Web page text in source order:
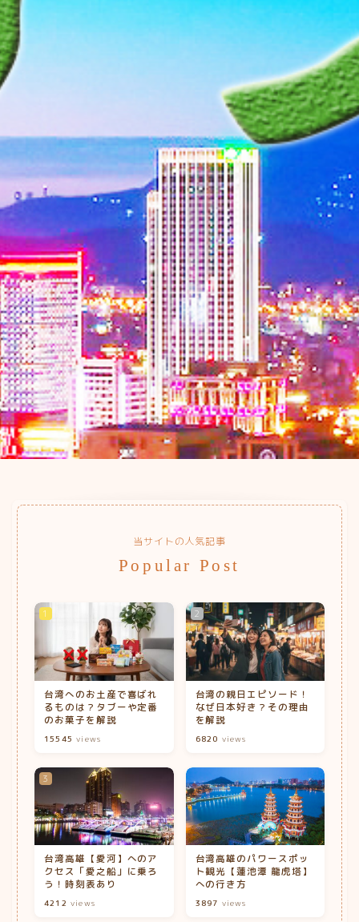
当サイトの人気記事
Popular Post
台湾へのお土産で喜ばれ
るものは？タブーや定番
のお菓子を解説
15545 views
台湾の親日エピソード！
なぜ日本好き？その理由
を解説
6820 views
台湾高雄【愛河】へのア
クセス「愛之船」に乗ろ
う！時刻表あり
4212 views
台湾高雄のパワースポッ
ト観光【蓮池潭 龍虎塔】
への行き方
3897 views